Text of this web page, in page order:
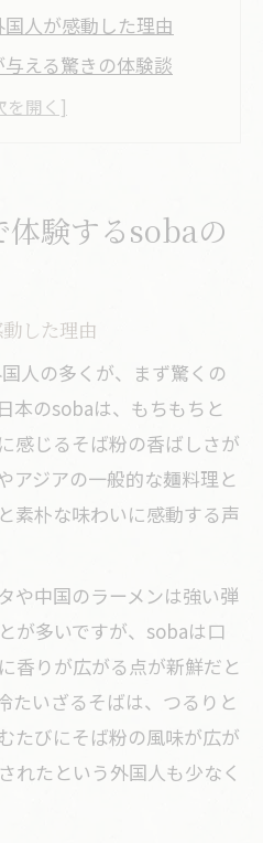
人が感動した理由
える驚きの体験談
の味の違いとは
海外での人気の理由
される背景とは
密に迫る体験談
への期待感
のファン層の特徴
の食べ方発見記
の違いを体験から紹介
独特のsobaマナー
たsobaの食べ方事例
たsobaの新たな魅力
生む国際的な発見
SNSで発信する楽しみ
SNSで発信するコツ
談が拡散する理由
験するsobaの
した理由
人の多くが、まず驚くの
本のsobaは、もちもちと
感じるそば粉の香ばしさが
アジアの一般的な麺料理と
素朴な味わいに感動する声
や中国のラーメンは強い弾
が多いですが、sobaは口
香りが広がる点が新鮮だと
たいざるそばは、つるりと
たびにそば粉の風味が広が
れたという外国人も少なく